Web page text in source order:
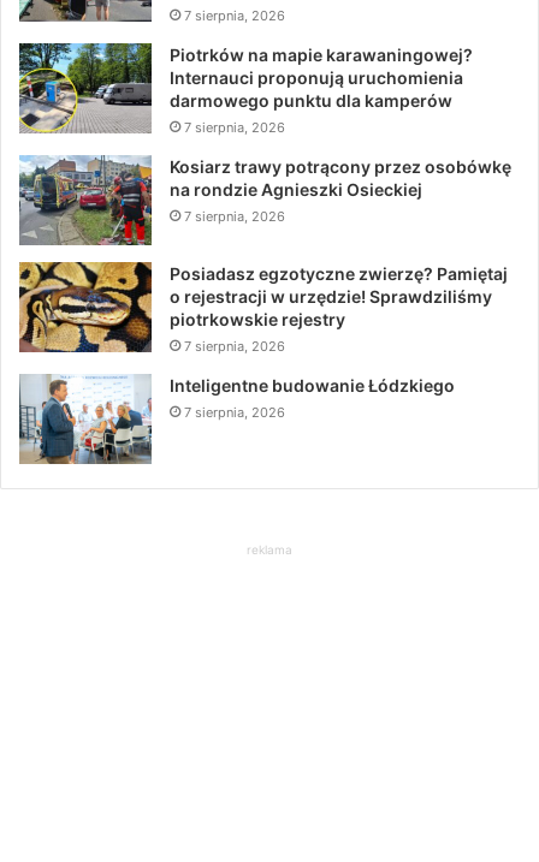
7 sierpnia, 2026
Piotrków na mapie karawaningowej?
Internauci proponują uruchomienia
darmowego punktu dla kamperów
7 sierpnia, 2026
Kosiarz trawy potrącony przez osobówkę
na rondzie Agnieszki Osieckiej
7 sierpnia, 2026
Posiadasz egzotyczne zwierzę? Pamiętaj
o rejestracji w urzędzie! Sprawdziliśmy
piotrkowskie rejestry
7 sierpnia, 2026
Inteligentne budowanie Łódzkiego
7 sierpnia, 2026
reklama